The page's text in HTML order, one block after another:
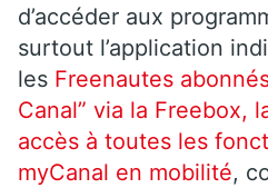
d’accéder aux
surtout l’application
les Freenautes
Canal” via la Freebox,
accès à toutes les
myCanal en mobilité,